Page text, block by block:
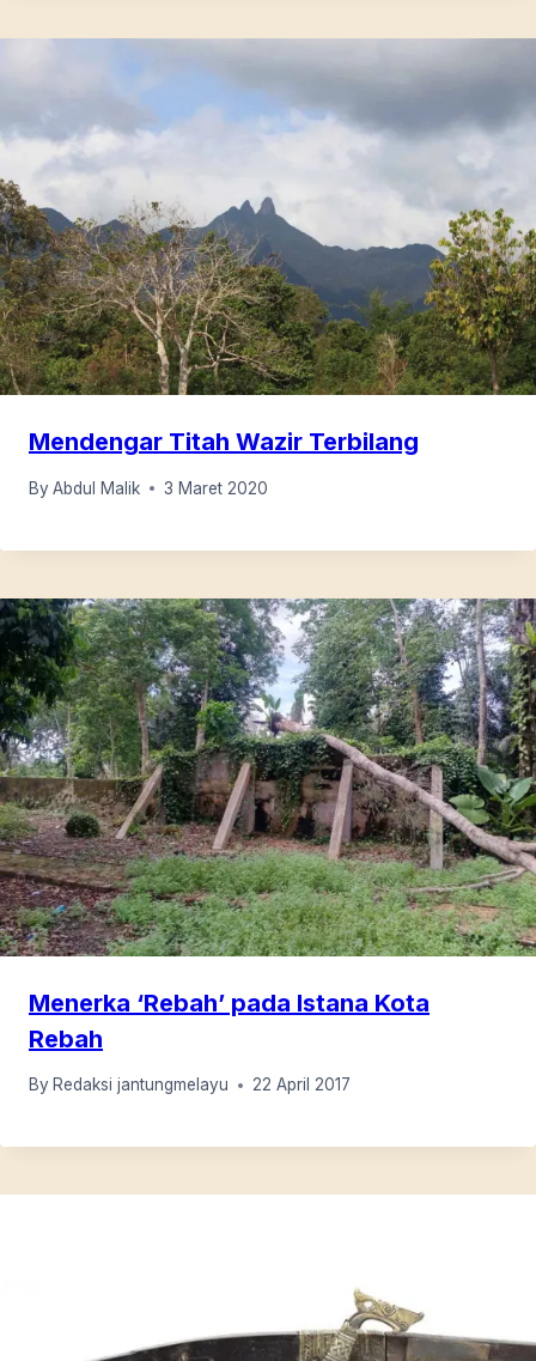
Mendengar Titah Wazir Terbilang
By Abdul Malik 3 Maret 2020
Menerka ‘Rebah’ pada Istana Kota
Rebah
By Redaksi jantungmelayu 22 April 2017